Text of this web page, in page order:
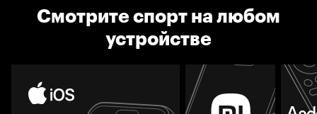
Смотрите спорт на любом
устройстве